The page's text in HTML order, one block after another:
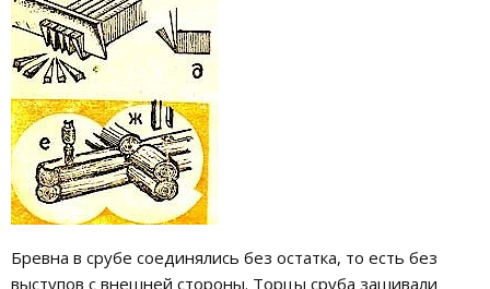
Бревна в срубе соединялись без остатка, то есть без
выступов с внешней стороны. Торцы сруба зашивали